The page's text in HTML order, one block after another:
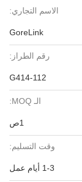
الاسم التجاري:
GoreLink
رقم الطراز:
G414-112
الـ MOQ:
وقت التسليم:
1-3 أيام عمل